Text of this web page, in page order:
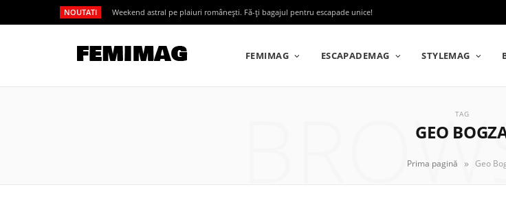
NOUTATI Weekend astral pe plaiuri românești. Fă-ți bagajul pentru escapade unice!
FEMIMAG ESCAPADEMAG STYLEMAG
TAG
GEO
Prima pagină » Geo